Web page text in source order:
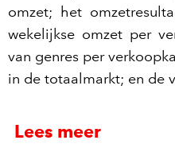
omzet; het
wekelijkse omzet per
van genres per
in de totaalmarkt; en de
Lees meer